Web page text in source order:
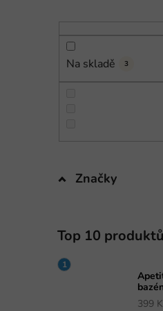
Na skladě 3
Značky
Top 10 produktů
399